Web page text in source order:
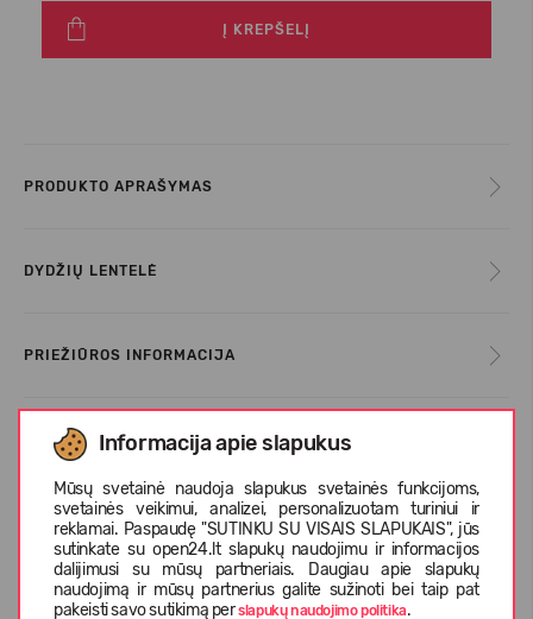
Informacija apie slapukus
Mūsų svetainė naudoja slapukus svetainės funkcijoms,
svetainės veikimui, analizei, personalizuotam turiniui ir
reklamai. Paspaudę "SUTINKU SU VISAIS SLAPUKAIS", jūs
sutinkate su open24.lt slapukų naudojimu ir informacijos
dalijimusi su mūsų partneriais. Daugiau apie slapukų
naudojimą ir mūsų partnerius galite sužinoti bei taip pat
pakeisti savo sutikimą perslapukų naudojimo politika.
Į KREPŠELĮ
PRODUKTO APRAŠYMAS
DYDŽIŲ LENTELĖ
PRIEŽIŪROS INFORMACIJA
APIE KEEN
KLIENTŲ ATSILIEPIMAI (0)